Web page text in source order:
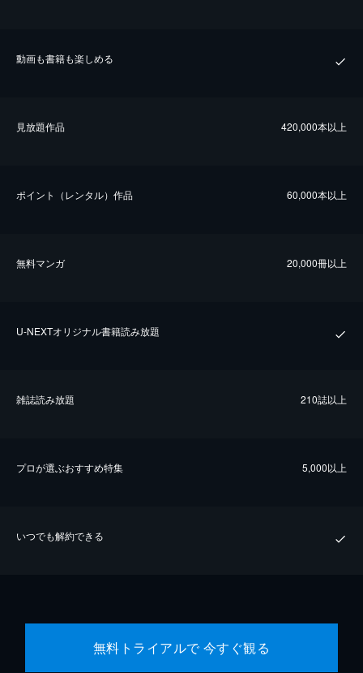
動画も書籍も楽しめる
⾒放題作品 420,000本以上
ポイント（レンタル）作品 60,000本以上
無料マンガ 20,000冊以上
U-NEXTオリジナル書籍読み放題
雑誌読み放題 210誌以上
プロが選ぶおすすめ特集 5,000以上
いつでも解約できる
無料トライアルで 今すぐ観る